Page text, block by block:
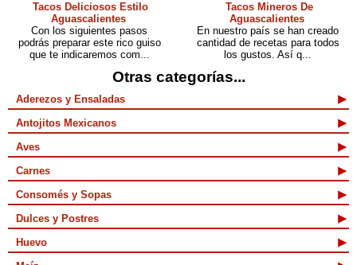
Tacos Deliciosos Estilo
Aguascalientes
Con los siguientes pasos
podrás preparar este rico guiso
que te indicaremos com...
Tacos Mineros De
Aguascalientes
En nuestro país se han creado
cantidad de recetas para todos
los gustos. Así q...
Otras categorías...
Aderezos y Ensaladas
Antojitos Mexicanos
Aves
Carnes
Consomés y Sopas
Dulces y Postres
Huevo